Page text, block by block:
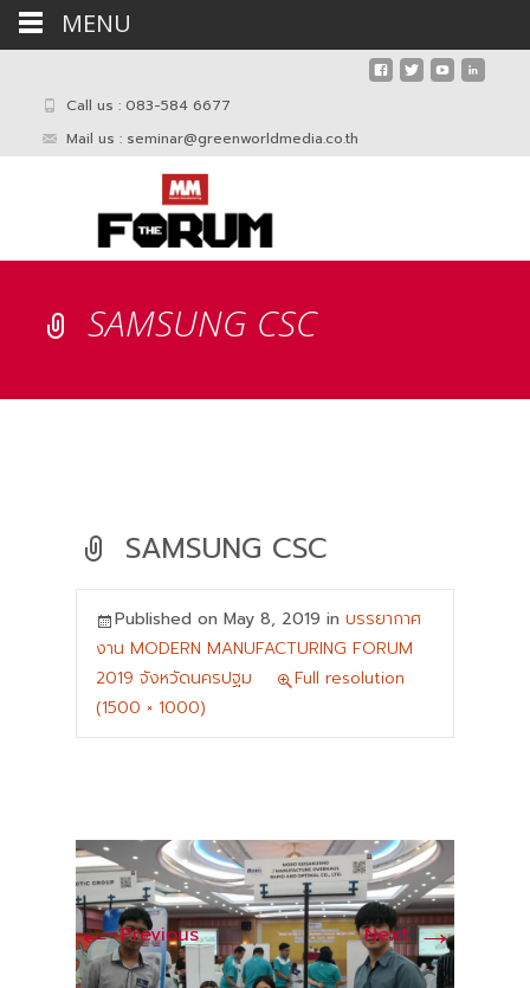
Call us : 083-584 6677
Mail us : seminar@greenworldmedia.co.th
SAMSUNG CSC
SAMSUNG CSC
Published on May 8, 2019 in บรรยากาศ
งาน MODERN MANUFACTURING FORUM
2019 จังหวัดนครปฐม
Full resolution
(1500 × 1000)
←Previous Next →
MENU